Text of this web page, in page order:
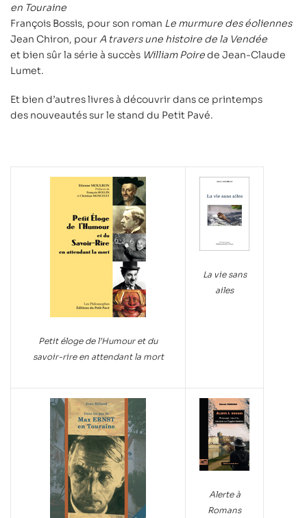
en Touraine
François Bossis, pour son roman Le murmure des éoliennes
Jean Chiron, pour A travers une histoire de la Vendée
et bien sûr la série à succès William Poirede Jean-Claude
Lumet.
Et bien d’autres livres à découvrir dans ce printemps
des nouveautés sur le stand du Petit Pavé.
Petit éloge de l’Humour et du
savoir-rire en attendant la mort
La vie sans
ailes
Alerte à
Romans